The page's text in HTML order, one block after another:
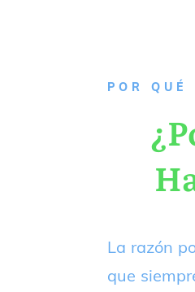
P OR QUÉ
La razón
que